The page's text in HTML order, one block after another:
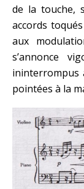
de la touche,
accords
aux
s’annonce
ininterrompus
pointées à la